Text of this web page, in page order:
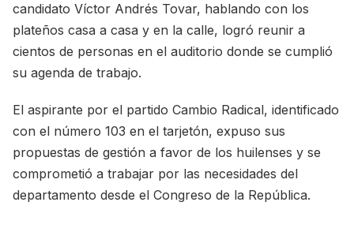
candidato Víctor Andrés Tovar, hablando con los
plateños casa a casa y en la calle, logró reunir a
cientos de personas en el auditorio donde se cumplió
su agenda de trabajo.
El aspirante por el partido Cambio Radical, identificado
con el número 103 en el tarjetón, expuso sus
propuestas de gestión a favor de los huilenses y se
comprometió a trabajar por las necesidades del
departamento desde el Congreso de la República.